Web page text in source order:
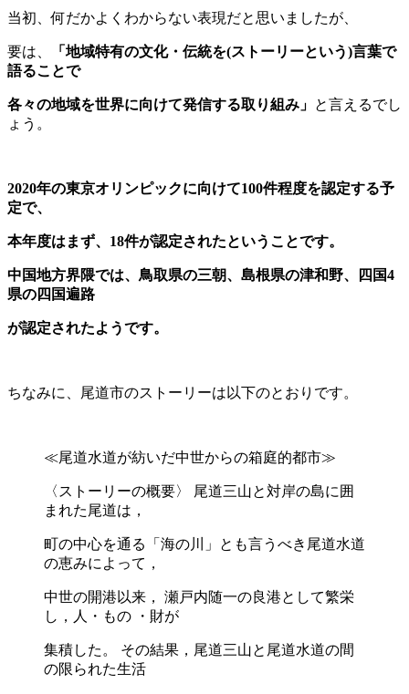
当初、何だかよくわからない表現だと思いましたが、
要は、
「地域特有の文化・伝統を(ストーリーという)言葉で
語ることで
各々の地域を世界に向けて発信する取り組み」 と言えるでし
ょう。
2020年の東京オリンピックに向けて100件程度を認定する予
定で、
本年度はまず、18件が認定されたということです。
中国地方界隈では、鳥取県の三朝、島根県の津和野、
四国4
県の四国遍路
が認定されたようです。
ちなみに、尾道市のストーリーは以下のとおりです。
≪尾道水道が紡いだ中世からの箱庭的都市≫
〈ストーリーの概要〉 尾道三山と対岸の島に囲
まれた尾道は，
町の中心を通る「海の川」とも言うべき尾道水道
の恵みによって，
中世の開港以来， 瀬戸内随一の良港として繁栄
し，人・もの ・財が
集積した。 その結果，尾道三山と尾道水道の間
の限られた生活